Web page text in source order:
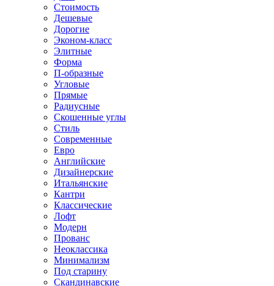
Стоимость
Дешевые
Дорогие
Эконом-класс
Элитные
Форма
П-образные
Угловые
Прямые
Радиусные
Скошенные углы
Стиль
Современные
Евро
Английские
Дизайнерские
Итальянские
Кантри
Классические
Лофт
Модерн
Прованс
Неоклассика
Минимализм
Под старину
Скандинавские